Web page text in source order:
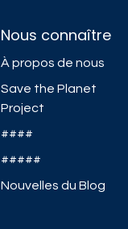
Nous connaître
À propos de nous
Save the Planet
Project
####
#####
Nouvelles du Blog